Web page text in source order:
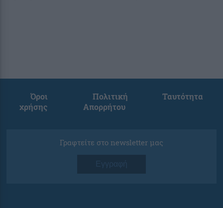
Όροι
χρήσης
Πολιτική
Απορρήτου
Ταυτότητα
Γραφτείτε στο newsletter μας
Εγγραφή